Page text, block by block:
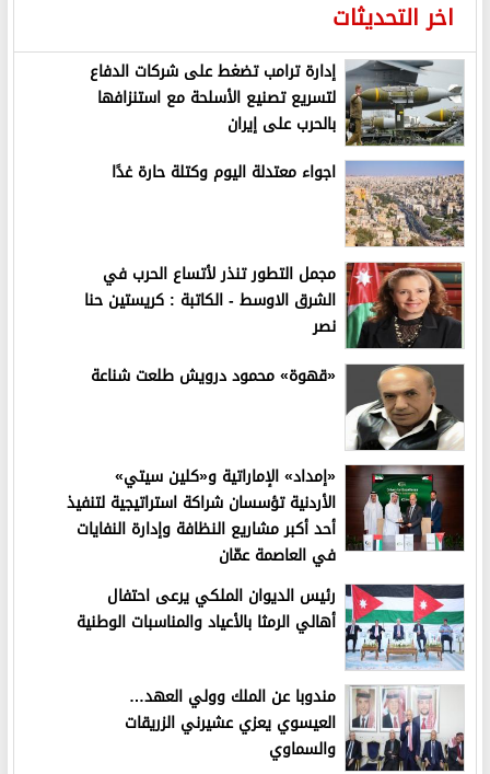
اخر التحديثات
إدارة ترامب تضغط على شركات الدفاع
لتسريع تصنيع الأسلحة مع استنزافها
بالحرب على إيران
اجواء معتدلة اليوم وكتلة حارة غدًا
مجمل التطور تنذر لأتساع الحرب في
الشرق الاوسط - الكاتبة : كريستين حنا
نصر
«قهوة» محمود درويش طلعت شناعة
«إمداد» الإماراتية و«كلين سيتي»
الأردنية تؤسسان شراكة استراتيجية لتنفيذ
أحد أكبر مشاريع النظافة وإدارة النفايات
في العاصمة عمّان
رئيس الديوان الملكي يرعى احتفال
أهالي الرمثا بالأعياد والمناسبات الوطنية
مندوبا عن الملك وولي العهد…
العيسوي يعزي عشيرني الزريقات
والسماوي